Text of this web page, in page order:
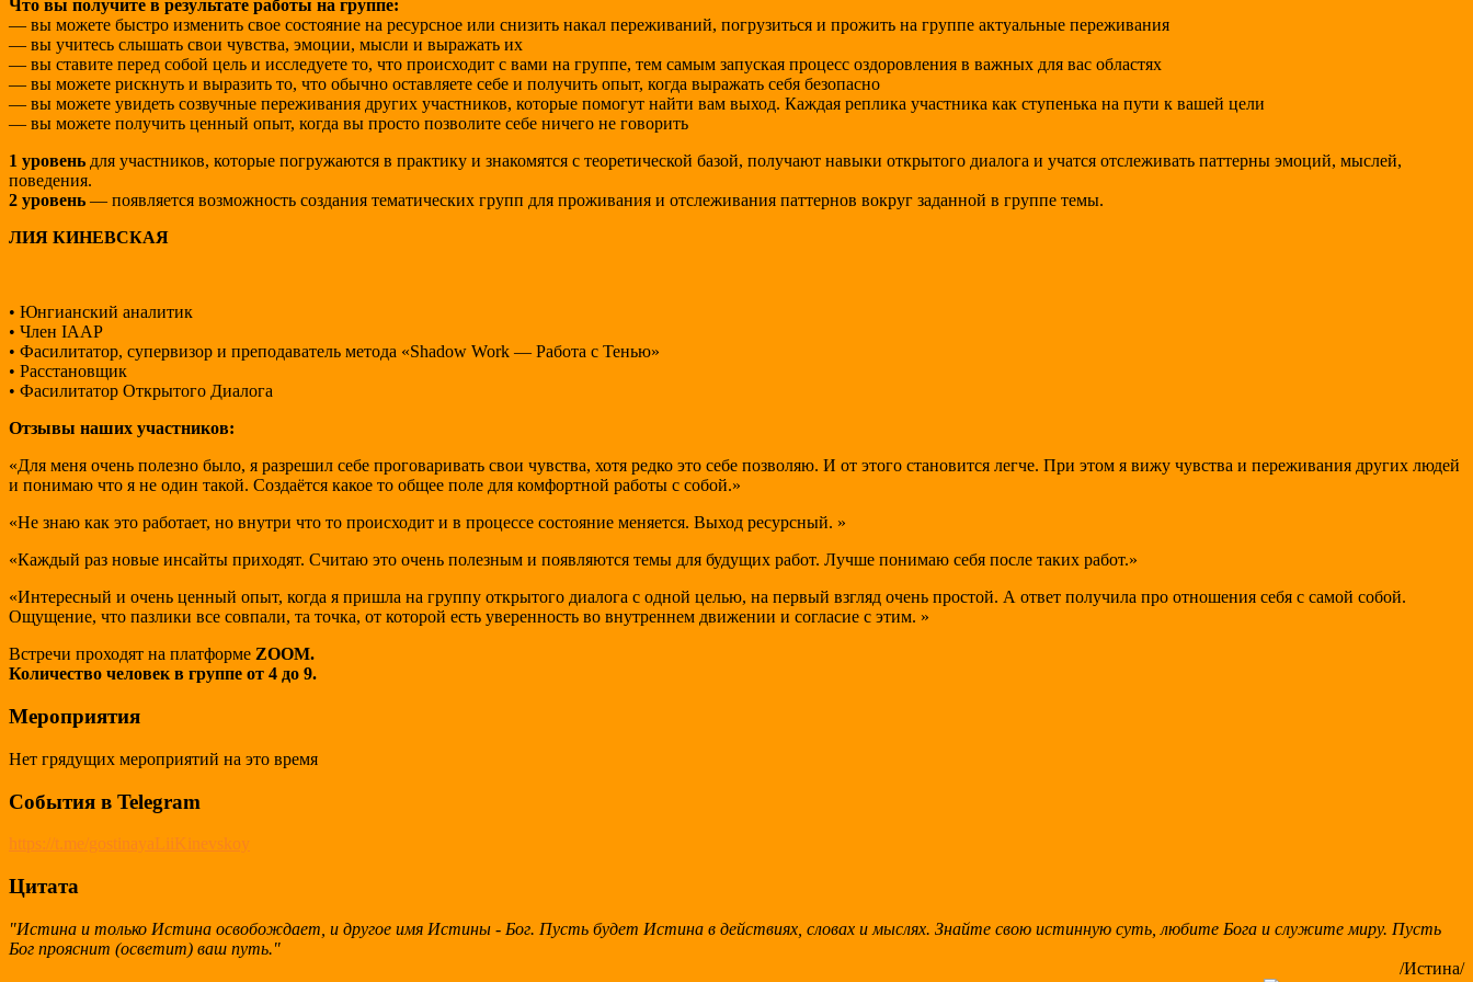
Что вы получите в результате работы на группе:
— вы можете быстро изменить свое состояние на ресурсное или снизить накал переживаний, погрузиться и прожить на группе актуальные переживания
— вы учитесь слышать свои чувства, эмоции, мысли и выражать их
— вы ставите перед собой цель и исследуете то, что происходит с вами на группе, тем самым запуская процесс оздоровления в важных для вас областях
— вы можете рискнуть и выразить то, что обычно оставляете себе и получить опыт, когда выражать себя безопасно
— вы можете увидеть созвучные переживания других участников, которые помогут найти вам выход. Каждая реплика участника как ступенька на пути к вашей цели
— вы можете получить ценный опыт, когда вы просто позволите себе ничего не говорить
1 уровень для участников, которые погружаются в практику и знакомятся с теоретической базой, получают навыки открытого диалога и учатся отслеживать паттерны эмоций, мыслей,
поведения.
2 уровень — появляется возможность создания тематических групп для проживания и отслеживания паттернов вокруг заданной в группе темы.
ЛИЯ КИНЕВСКАЯ
• Юнгианский аналитик
• Член IAAP
• Фасилитатор, супервизор и преподаватель метода «Shadow Work — Работа с Тенью»
• Расстановщик
• Фасилитатор Открытого Диалога
Отзывы наших участников:
«Для меня очень полезно было, я разрешил себе проговаривать свои чувства, хотя редко это себе позволяю. И от этого становится легче. При этом я вижу чувства и переживания других людей
и понимаю что я не один такой. Создаётся какое то общее поле для комфортной работы с собой.»
«Не знаю как это работает, но внутри что то происходит и в процессе состояние меняется. Выход ресурсный. »
«Каждый раз новые инсайты приходят. Считаю это очень полезным и появляются темы для будущих работ. Лучше понимаю себя после таких работ.»
«Интересный и очень ценный опыт, когда я пришла на группу открытого диалога с одной целью, на первый взгляд очень простой. А ответ получила про отношения себя с самой собой.
Ощущение, что пазлики все совпали, та точка, от которой есть уверенность во внутреннем движении и согласие с этим. »
Встречи проходят на платформе ZOOM.
Количество человек в группе от 4 до 9.
Мероприятия
Нет грядущих мероприятий на это время
События в Telegram
https://t.me/gostinayaLiiKinevskoy
Цитата
"Истина и только Истина освобождает, и другое имя Истины - Бог. Пусть будет Истина в действиях, словах и мыслях. Знайте свою истинную суть, любите Бога и служите миру. Пусть
Бог прояснит (осветит) ваш путь."
/Истина/